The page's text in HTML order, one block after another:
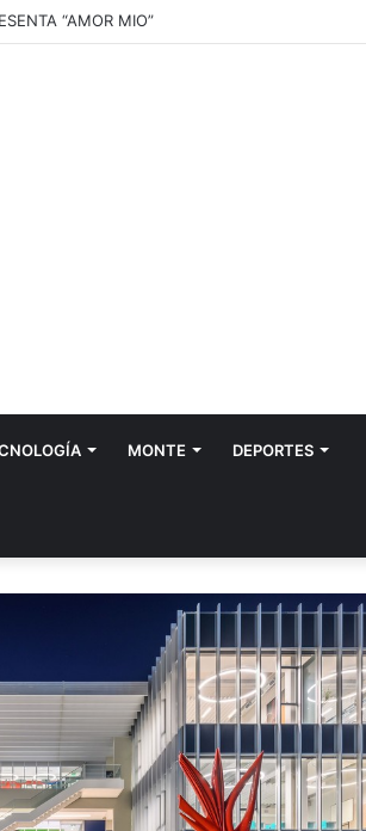
“AMOR MIO”
MONTE DEPORTES